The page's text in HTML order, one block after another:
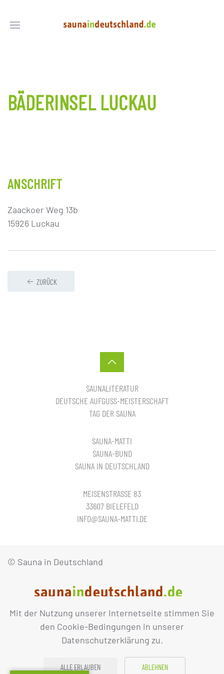
Mit der Nutzung unserer Internetseite stimmen Sie
den Cookie-Bedingungen in unserer
Datenschutzerklärung zu.
ALLE ERLAUBEN ABLEHNEN
BÄDERINSEL LUCKAU
ANSCHRIFT
Zaackoer Weg 13b
15926 Luckau
ZURÜCK
SAUNALITERATUR
DEUTSCHE AUFGUSS-MEISTERSCHAFT
TAG DER SAUNA
SAUNA-MATTI
SAUNA-BUND
SAUNA IN DEUTSCHLAND
MEISENSTRASSE 83
33607 BIELEFELD
INFO@SAUNA-MATTI.DE
© Sauna in Deutschland
IMPRESSUM DATENSCHUTZ